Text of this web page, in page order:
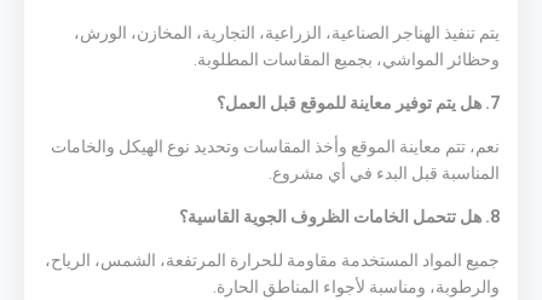
يتم تنفيذ الهناجر الصناعية، الزراعية، التجارية، المخازن، الورش،
وحظائر المواشي، بجميع المقاسات المطلوبة.
7. هل يتم توفير معاينة للموقع قبل العمل؟
نعم، تتم معاينة الموقع وأخذ المقاسات وتحديد نوع الهيكل والخامات
المناسبة قبل البدء في أي مشروع.
8. هل تتحمل الخامات الظروف الجوية القاسية؟
جميع المواد المستخدمة مقاومة للحرارة المرتفعة، الشمس، الرياح،
والرطوبة، ومناسبة لأجواء المناطق الحارة.